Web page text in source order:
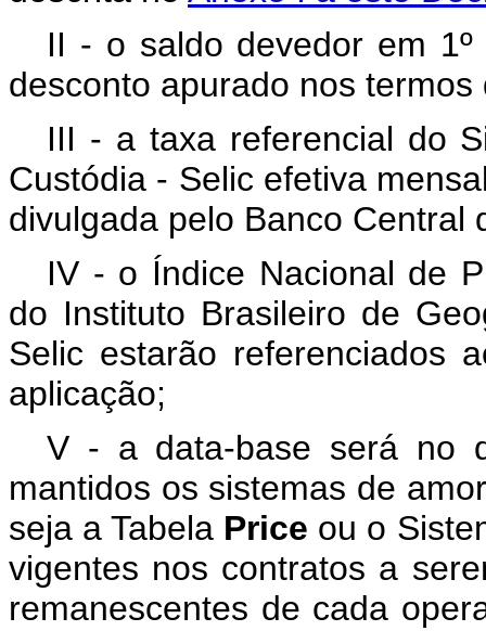
II - o saldo devedor em
desconto apurado nos
III - a taxa referencial do
Custódia - Selic efetiva
divulgada pelo Banco Central
IV - o Índice Nacional de
do Instituto Brasileiro de
Selic estarão referenciados
aplicação;
V - a data-base será no
mantidos os sistemas de
seja a Tabela Price ou o
vigentes nos contratos a
remanescentes de cada